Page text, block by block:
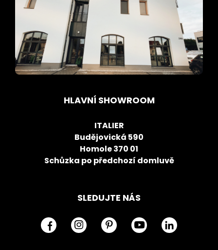
HLAVNÍ SHOWROOM
ITALIER
Budějovická 590
Homole 370 01
Schůzka po předchozí domluvě
SLEDUJTE NÁS